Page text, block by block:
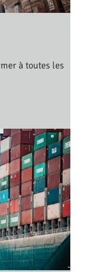
à toutes les